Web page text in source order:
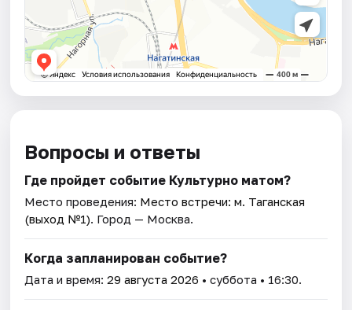
Вопросы и ответы
Где пройдет событие Культурно матом?
Место проведения: Место встречи: м. Таганская
(выход №1). Город — Москва.
Когда запланирован событие?
Дата и время:29 августа 2026 • суббота • 16:30.